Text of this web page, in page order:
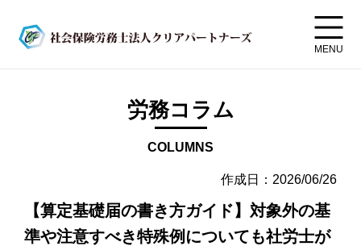
MENU
労務コラム
COLUMNS
作成日：2026/06/26
【算定基礎届の書き方ガイド】対象外の基
準や注意すべき特殊例についても社労士が